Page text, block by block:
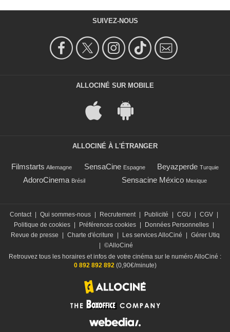
SUIVEZ-NOUS
ALLOCINÉ SUR MOBILE
ALLOCINÉ À L'ÉTRANGER
Filmstarts Allemagne SensaCine Espagne Beyazperde Turquie
AdoroCinema Brésil Sensacine México Mexique
Contact Qui sommes-nous Recrutement Publicité CGU CGV
Politique de cookies
Préférences cookies Données Personnelles
Revue de presse
Charte d'écriture Les services AlloCiné
Gérer Utiq
©AlloCiné
Retrouvez tous les horaires et infos de votre cinéma sur le numéro AlloCiné :
0 892 892 892(0,90€/minute)